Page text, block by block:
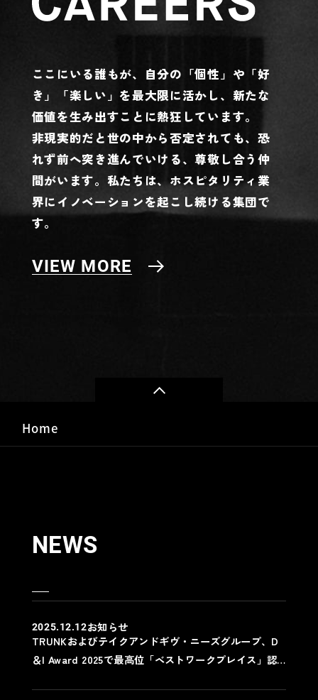
ここにいる誰もが、自分の「個性」や「好
き」「楽しい」を最大限に活かし、 新たな
価値を生み出すことに熱狂しています。
非現実的だと世の中から否定されても、恐
れず前へ突き進んでいける、尊敬し合う仲
間がいます。 私たちは、ホスピタリティ業
界にイノベーションを起こし続ける集団で
す。
VIEW MORE
Home
NEWS
2025.12.12お知らせ
TRUNKおよびテイクアンドギヴ・ニーズグループ、D
＆I Award 2025で最高位「ベストワークプレイス」認